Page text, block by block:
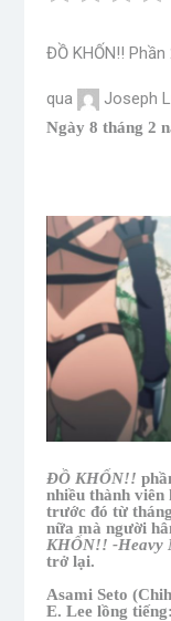
ĐỒ KHỐN!!
qua Joseph
Ngày 8 tháng 2
ĐỒ KHỐN!!
nhiều thành viên
trước đó từ
nữa mà người
KHỐN!! -Heavy
trở lại.
Asami Seto
E. Lee lồng tiếng: